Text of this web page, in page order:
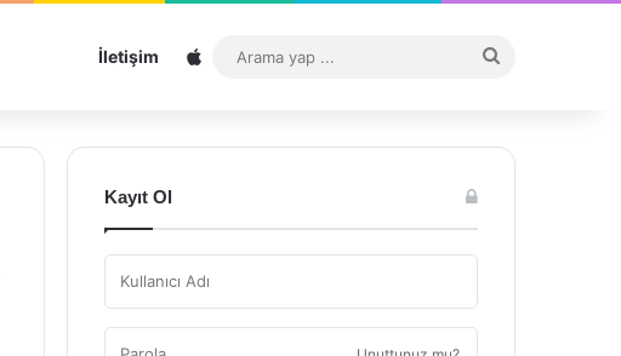
İletişim Sitemap
...
Kayıt Ol